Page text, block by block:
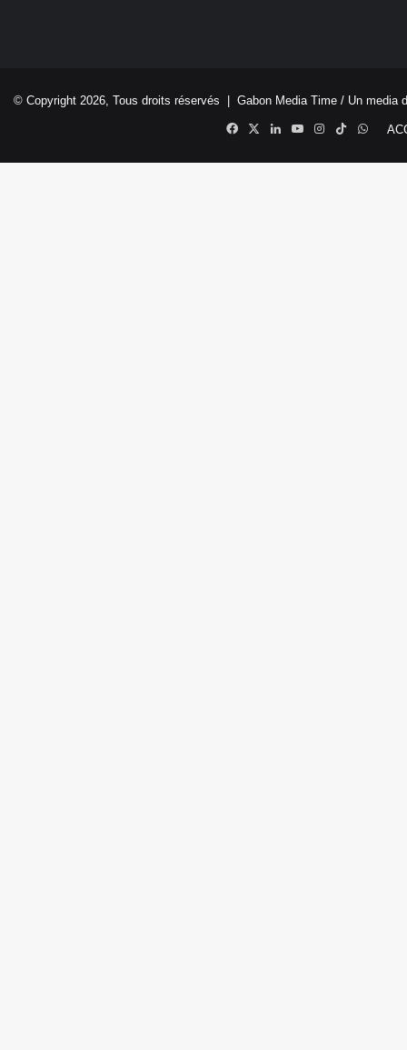
© Copyright 2026, Tous droits réservés | Gabon Media Time / Un media
Facebook
X LinkedinYouTubeInstagram
TikTok